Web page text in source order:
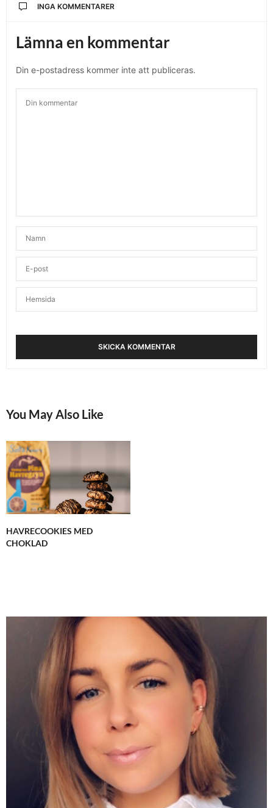
INGA KOMMENTARER
Lämna en kommentar
Din e-postadress kommer inte att publiceras.
You May Also Like
HAVRECOOKIES MED
CHOKLAD